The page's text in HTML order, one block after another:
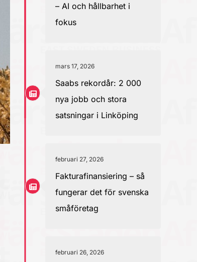
– AI och hållbarhet i
fokus
mars 17, 2026
Saabs rekordår: 2 000
nya jobb och stora
satsningar i Linköping
februari 27, 2026
Fakturafinansiering – så
fungerar det för svenska
småföretag
februari 26, 2026